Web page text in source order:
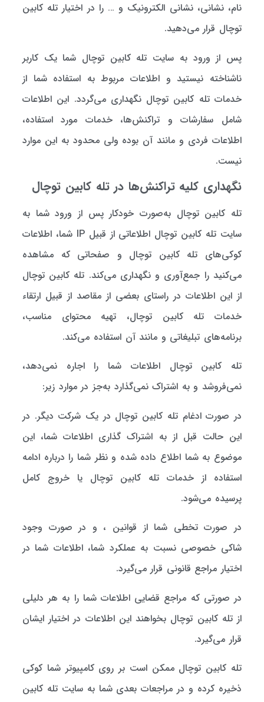
نام، نشانی، نشانی الکترونیک و … را در اختیار تله کابین
توچال قرار می‌دهید.
پس از ورود به سایت تله کابین توچال شما یک کاربر
ناشناخته نیستید و اطلاعات مربوط به استفاده شما از
خدمات تله کابین توچال نگهداری می‌گردد. این اطلاعات
شامل سفارشات و تراکنش‌ها، خدمات مورد استفاده،
اطلاعات فردی و مانند آن بوده ولی محدود به این موارد
نیست.
نگهداری کلیه تراکنش‌ها در تله کابین توچال
تله کابین توچال به‌صورت خودکار پس از ورود شما به
سایت تله کابین توچال اطلاعاتی از قبیل IP شما، اطلاعات
کوکی‌های تله کابین توچال و صفحاتی که مشاهده
می‌کنید را جمع‌آوری و نگهداری می‌کند. تله کابین توچال
از این اطلاعات در راستای بعضی از مقاصد از قبیل ارتقاء
خدمات تله کابین توچال، تهیه محتوای مناسب،
برنامه‌های تبلیغاتی و مانند آن استفاده می‌کند.
تله کابین توچال اطلاعات شما را اجاره نمی‌دهد،
نمی‌فروشد و به اشتراک نمی‌گذارد به‌جز در موارد زیر:
در صورت ادغام تله کابین توچال در یک شرکت دیگر. در
این حالت قبل از به اشتراک گذاری اطلاعات شما، این
موضوع به شما اطلاع داده شده و نظر شما را درباره ادامه
استفاده از خدمات تله کابین توچال یا خروج کامل
پرسیده می‌شود.
در صورت تخطی شما از قوانین ، و در صورت وجود
شاکی خصوصی نسبت به عملکرد شما، اطلاعات شما در
اختیار مراجع قانونی قرار می‌گیرد.
در صورتی که مراجع قضایی اطلاعات شما را به هر دلیلی
از تله کابین توچال بخواهند این اطلاعات در اختیار ایشان
قرار می‌گیرد.
تله کابین توچال ممکن است بر روی کامپیوتر شما کوکی
ذخیره کرده و در مراجعات بعدی شما به سایت تله کابین